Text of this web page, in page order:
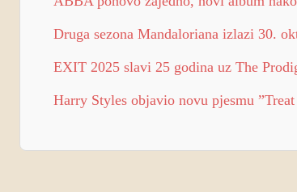
Druga sezona Mandaloriana izlazi 30.
EXIT 2025 slavi 25 godina uz The
Harry Styles objavio novu pjesmu